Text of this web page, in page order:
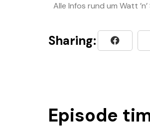
Alle Infos rund um Watt
Sharing:
Episode